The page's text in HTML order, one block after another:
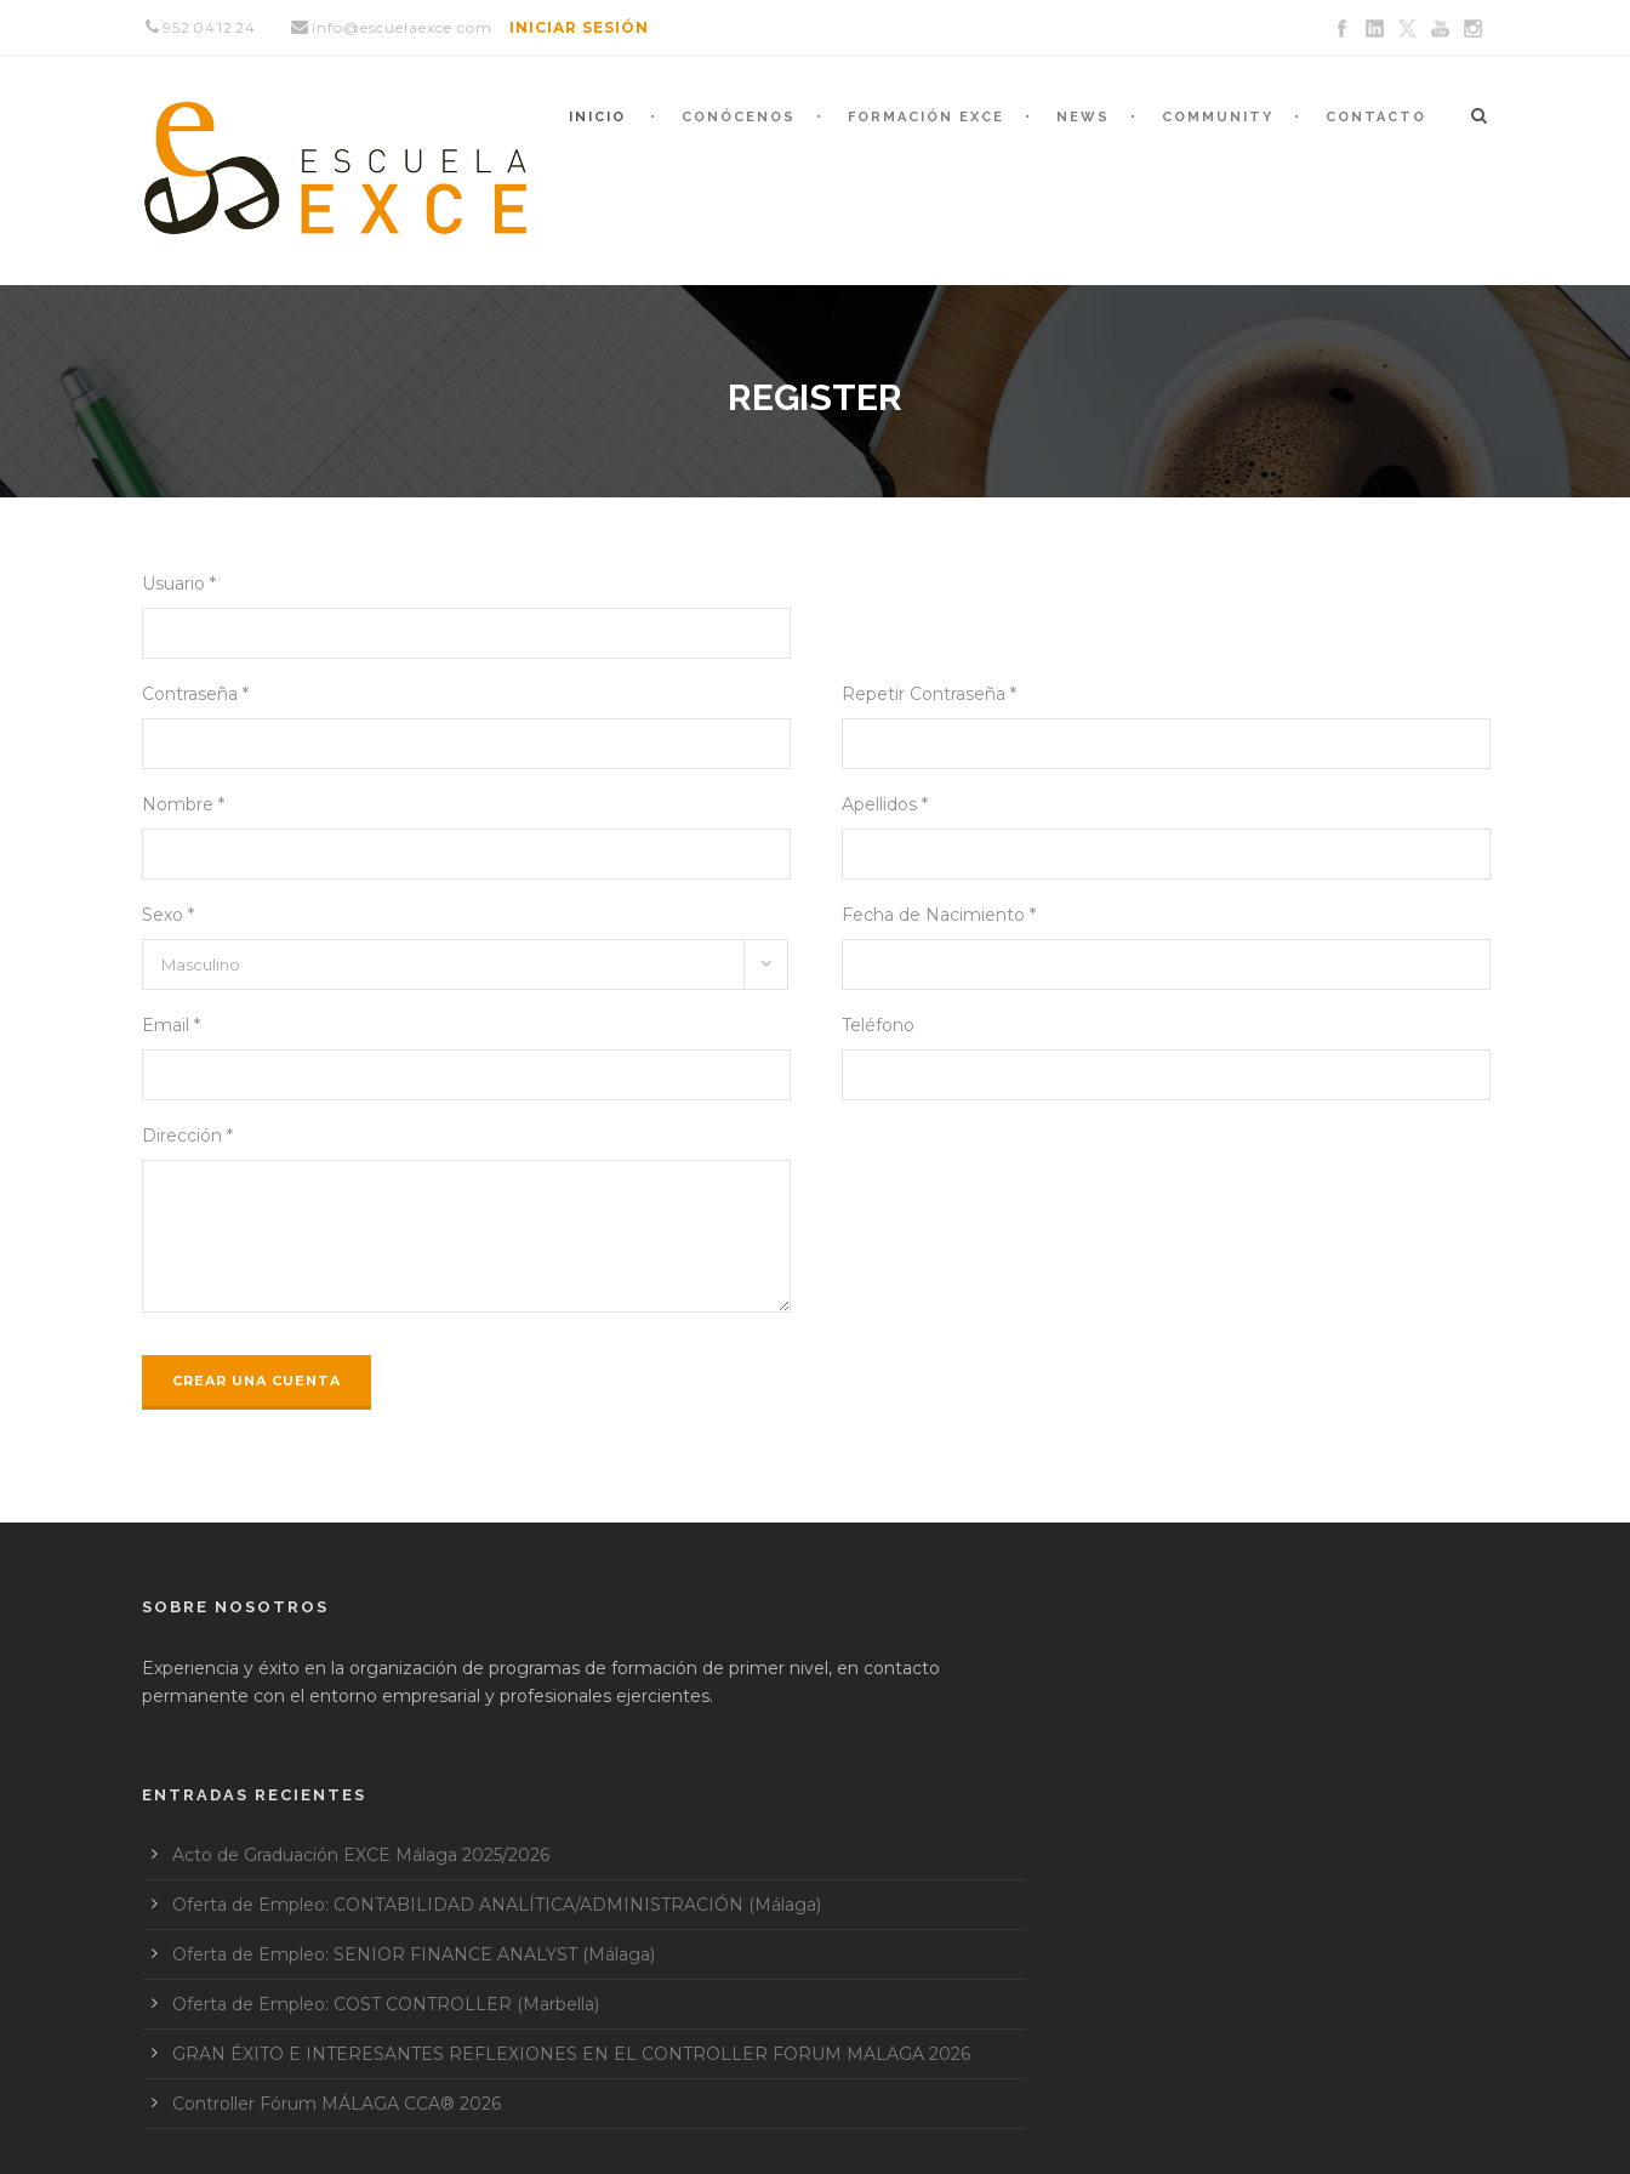
952 04 12 24 info@escuelaexce.com INICIAR SESIÓN
INICIO CONÓCENOS FORMACIÓN EXCE NEWS COMMUNITY CONTACTO
REGISTER
Usuario *
Contraseña * Repetir Contraseña *
Nombre * Apellidos *
Sexo * Fecha de Nacimiento *
Email * Teléfono
Dirección *
SOBRE NOSOTROS
Experiencia y éxito en la organización de programas de formación de primer nivel, en contacto
permanente con el entorno empresarial y profesionales ejercientes.
ENTRADAS RECIENTES
Acto de Graduación EXCE Málaga 2025/2026
Oferta de Empleo: CONTABILIDAD ANALÍTICA/ADMINISTRACIÓN (Málaga)
Oferta de Empleo: SENIOR FINANCE ANALYST (Málaga)
Oferta de Empleo: COST CONTROLLER (Marbella)
GRAN ÉXITO E INTERESANTES REFLEXIONES EN EL CONTROLLER FORUM MALAGA 2026
Controller Fórum MÁLAGA CCA® 2026